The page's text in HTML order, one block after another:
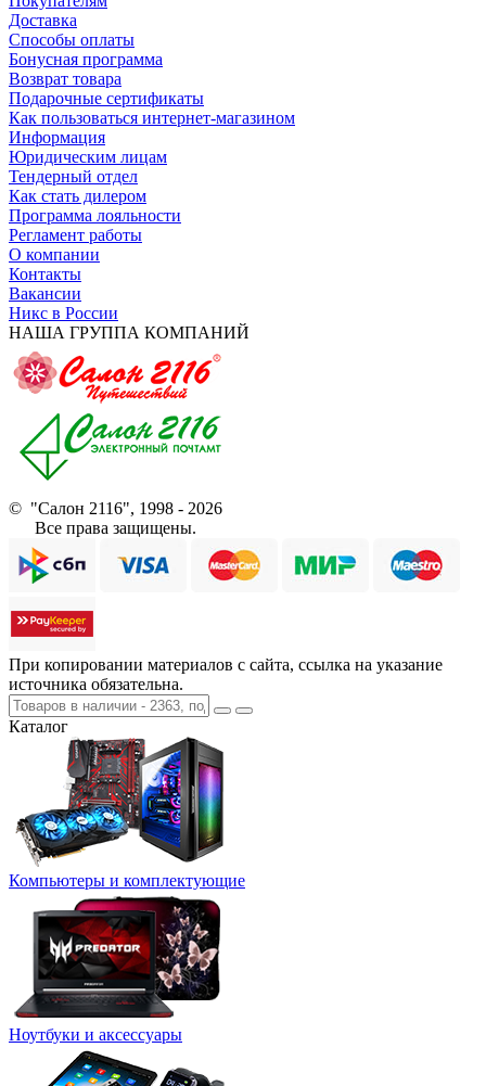
Доставка
Способы оплаты
Бонусная программа
Возврат товара
Подарочные сертификаты
Как пользоваться интернет-магазином
Информация
Юридическим лицам
Тендерный отдел
Как стать дилером
Программа лояльности
Регламент работы
О компании
Контакты
Вакансии
Никс в России
НАША ГРУППА КОМПАНИЙ
© "Салон 2116", 1998 - 2026
Все права защищены.
При копировании материалов с сайта, ссылка на указание
источника обязательна.
Каталог
Компьютеры и комплектующие
Ноутбуки и аксессуары